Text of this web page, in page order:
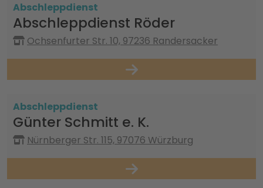
Abschleppdienst
Abschleppdienst Röder
Ochsenfurter Str. 10, 97236 Randersacker
Abschleppdienst
Günter Schmitt e. K.
Nürnberger Str. 115, 97076 Würzburg